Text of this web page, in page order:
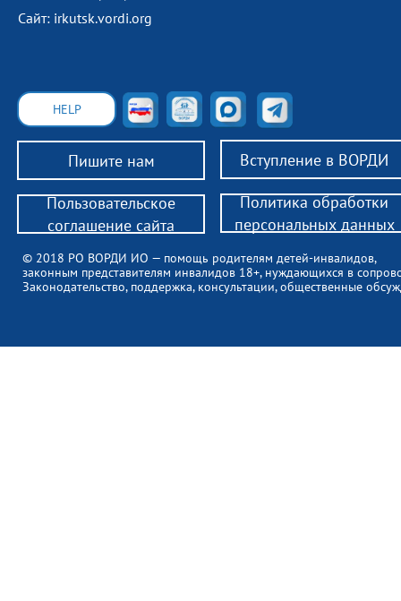
Сайт: irkutsk.vordi.org
Пишите нам Вступление в ВОРДИ
© 2018 РО ВОРДИ ИО — помощь родителям детей-инвалидов,
законным представителям инвалидов 18+, нуждающихся в
Законодательство, поддержка, консультации, общественные
HELP
Пользовательское
соглашение сайта
Политика обработки
персональных данных